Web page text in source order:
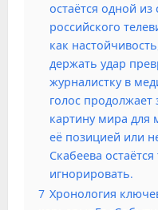
остаётся одной
российского
как
держать удар
журналистку в
голос
картину мира для
её позицией или
Скабеева
игнорировать.
7 Хронология